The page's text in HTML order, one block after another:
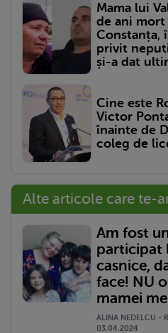
Mama lui
de ani
Constanța,
privit
și-a dat
Cine este
Victor
înainte de
coleg de
Alte articole care te-
Am fost
participat
casnice,
face! NU
mamei
ALINA NEDELCU -
03.04.2024